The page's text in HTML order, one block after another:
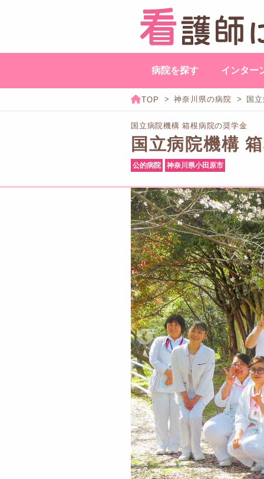
病院を探す インター
神奈川県の病院 国
国立病院機構 箱根病院の奨学金
国立病院機構
公的病院 神奈川県小田原市